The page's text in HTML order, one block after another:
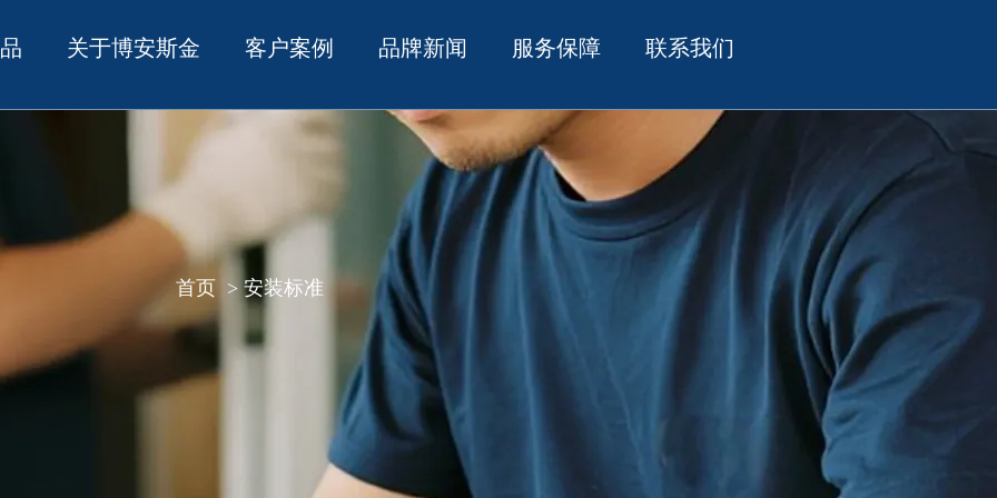
关于博安斯金 客户案例 品牌新闻 服务保障 联系我们
首页 安装标准